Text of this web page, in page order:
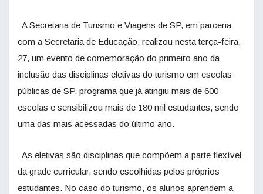
A Secretaria de Turismo e Viagens de SP, em parceria
com a Secretaria de Educação, realizou nesta terça-feira,
27, um evento de comemoração do primeiro ano da
inclusão das disciplinas eletivas do turismo em escolas
públicas de SP, programa que já atingiu mais de 600
escolas e sensibilizou mais de 180 mil estudantes, sendo
uma das mais acessadas do último ano.
As eletivas são disciplinas que compõem a parte flexível
da grade curricular, sendo escolhidas pelos próprios
estudantes. No caso do turismo, os alunos aprendem a